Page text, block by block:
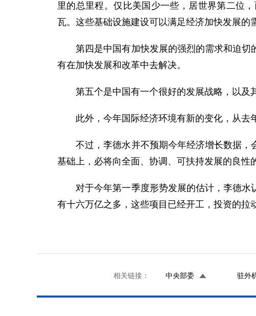
里的总里程。仅比美国少一些，居世界第二位
瓦。这些基础设施建设可以满足经济加快发展的
第四是中国有加快发展的强烈的需求和迫切
有在加快发展和改革中去解决。
第五个是中国有一个很好的发展战略，以及其
此外，今年国际经济环境有新的变化，从去年
不过，李德水并不预期今年经济增长数据，
基础上，必将向全面、协调、可扶持发展的良性
对于今年第一季度形势发展的估计，李德水
有十六万亿之多，这些项目已经开工，投资的拉
相关链接： 中央部委 驻外